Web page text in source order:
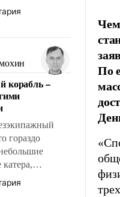
кого из неё
от просто
людей. Иногда
вопросы
но –
корабль –
гораздо
уже
Задача по
По